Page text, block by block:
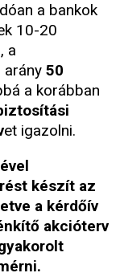
a bankok
10-20
a
arány 50
a korábban
et igazolni.
készít az
a kérdőív
akcióterv